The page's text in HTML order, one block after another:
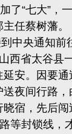
了“七大”，
任蔡树藩。
中央通知前
西省太谷县
安。因要通
夜间行路，
宿，先后闯
等封锁线，